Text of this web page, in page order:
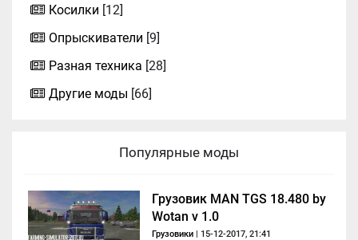
Косилки [12]
Опрыскиватели [9]
Разная техника [28]
Другие моды [66]
Популярные моды
Грузовик MAN TGS 18.480 by
Wotan v 1.0
Грузовики | 15-12-2017, 21:41